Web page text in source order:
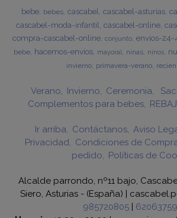
bebe bebes cascabel cascabel-asturias
cascabel-moda-infantil cascabel-online
compra-cascabel-online conjunto envios-
bebe hacemos-envios mayoral ninas ninos
invierno primavera-verano
Verano Invierno Ceremonia
Complementos para bebes
Ir arriba Contáctanos Aviso
Privacidad
Condiciones de
pedido
Políticas de
Alcalde parrondo, nº11 bajo,
Siero, Asturias - (España) |
985720805|